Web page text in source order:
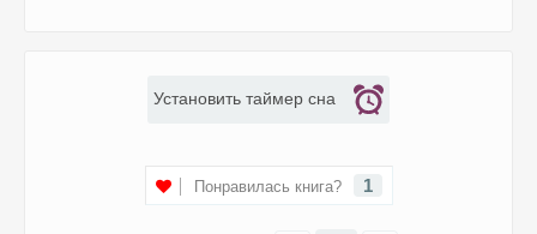
Понравилась книга? 1
Установить таймер сна